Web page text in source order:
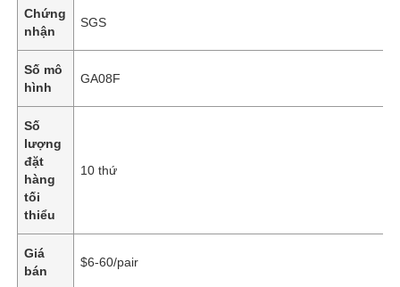
Chứng
nhận
SGS
Số mô
hình
GA08F
Số
lượng
đặt
hàng
tối
thiểu
10 thứ
Giá
bán
$6-60/pair